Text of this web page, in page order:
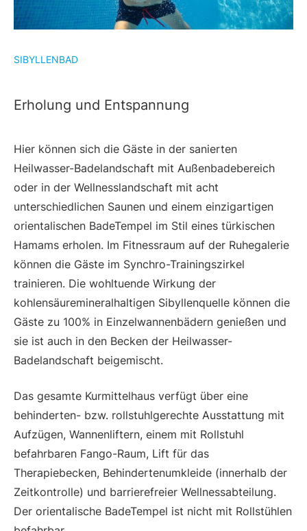
SIBYLLENBAD
Erholung und Entspannung
Hier können sich die Gäste in der sanierten
Heilwasser-Badelandschaft mit Außenbadebereich
oder in der Wellnesslandschaft mit acht
unterschiedlichen Saunen und einem einzigartigen
orientalischen BadeTempel im Stil eines türkischen
Hamams erholen. Im Fitnessraum auf der Ruhegalerie
können die Gäste im Synchro-Trainingszirkel
trainieren. Die wohltuende Wirkung der
kohlensäuremineralhaltigen Sibyllenquelle können die
Gäste zu 100% in Einzelwannenbädern genießen und
sie ist auch in den Becken der Heilwasser-
Badelandschaft beigemischt.
Das gesamte Kurmittelhaus verfügt über eine
behinderten- bzw. rollstuhlgerechte Ausstattung mit
Aufzügen, Wannenliftern, einem mit Rollstuhl
befahrbaren Fango-Raum, Lift für das
Therapiebecken, Behindertenumkleide (innerhalb der
Zeitkontrolle) und barrierefreier Wellnessabteilung.
Der orientalische BadeTempel ist nicht mit Rollstühlen